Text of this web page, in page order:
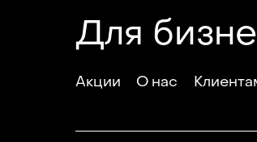
Для
Акции О нас